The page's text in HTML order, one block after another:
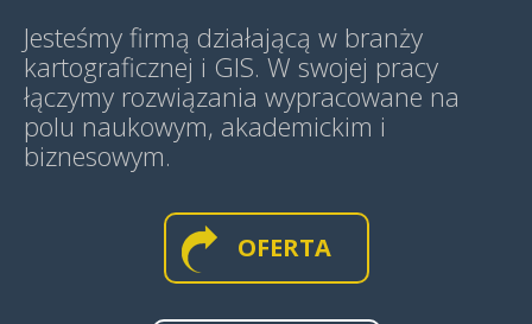
GEOWIZUALIZACJE (GEOVIS)
MAPY TEMATYCZNE
MAPY WIELKOFORMATOWE I
Jesteśmy firmą działającą w branży
kartograficznej i GIS. W swojej pracy
łączymy rozwiązania wypracowane na
polu naukowym, akademickim i
biznesowym.
OFERTA